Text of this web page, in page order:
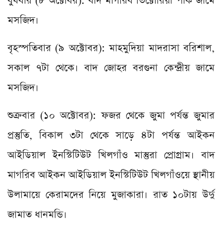
মসজিদ।
বৃহস্পতিবার (৯ অক্টোবর): মাহমুদিয়া মাদরাসা বরিশাল,
সকাল ৭টা থেকে। বাদ জোহর বরগুনা কেন্দ্রীয় জামে
মসজিদ।
শুক্রবার (১০ অক্টোবর): ফজর থেকে জুমা পর্যন্ত জুমার
প্রস্তুতি, বিকাল ৩টা থেকে সাড়ে ৪টা পর্যন্ত আইকন
আইডিয়াল ইনস্টিটিউট খিলগাঁও মাস্তুরা প্রোগ্রাম। বাদ
মাগরিব আইকন আইডিয়াল ইনস্টিটিউট খিলগাঁওয়ে স্থানীয়
উলামায়ে কেরামদের নিয়ে মুজাকারা। রাত ১০টায় উর্দু
জামাত ধানমন্ডি।